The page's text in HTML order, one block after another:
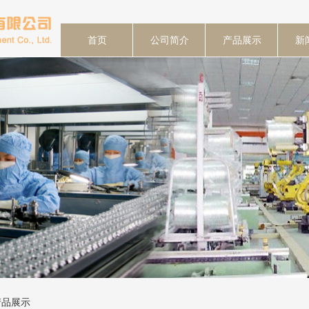
首页 公司简介 产品展示 新
展示